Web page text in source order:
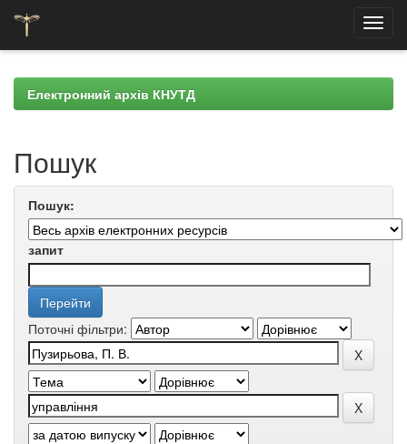
navigationЕлектронний архів КНУТД
Пошук
Пошук:
запит
Поточні фільтри: